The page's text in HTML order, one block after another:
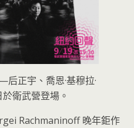
正宇、喬恩·基穆拉·
衛武營登場。
Rachmaninoff 晚年鉅作